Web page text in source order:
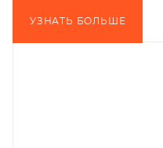
УЗНАТЬ БОЛЬШЕ